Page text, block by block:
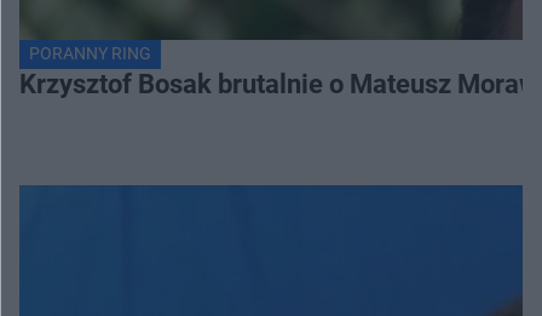
PORANNY RING
Krzysztof Bosak brutalnie o Mateusz